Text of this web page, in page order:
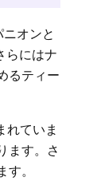
オンと
らにはナ
るティー
れていま
ます。さ
。